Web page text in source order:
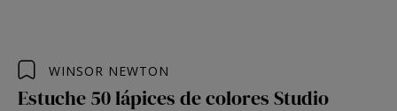
WINSOR NEWTON
Estuche 50 lápices de colores Studio